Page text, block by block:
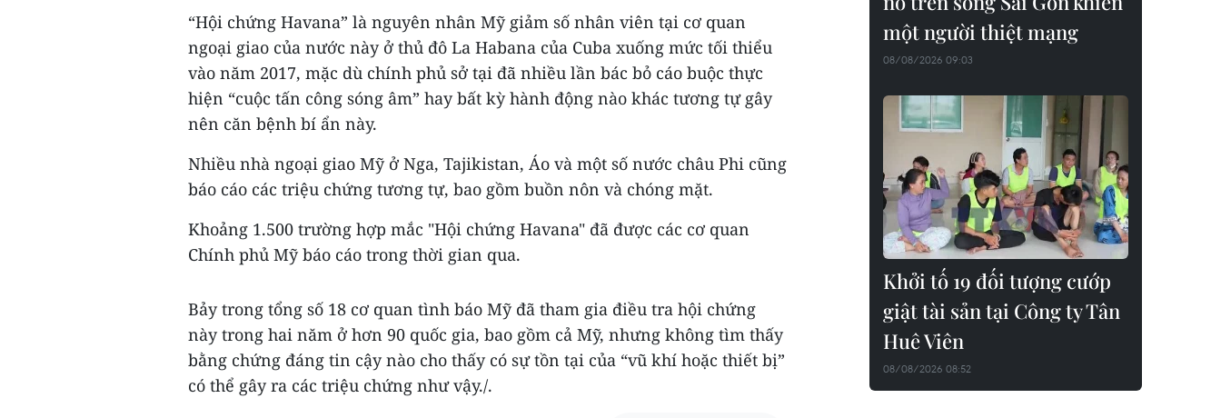
“Hội chứng Havana” là nguyên nhân Mỹ giảm số nhân viên tại cơ quan
ngoại giao của nước này ở thủ đô La Habana của Cuba xuống mức tối thiểu
vào năm 2017, mặc dù chính phủ sở tại đã nhiều lần bác bỏ cáo buộc thực
hiện “cuộc tấn công sóng âm” hay bất kỳ hành động nào khác tương tự gây
nên căn bệnh bí ẩn này.
Nhiều nhà ngoại giao Mỹ ở Nga, Tajikistan, Áo và một số nước châu Phi cũng
báo cáo các triệu chứng tương tự, bao gồm buồn nôn và chóng mặt.
Khoảng 1.500 trường hợp mắc "Hội chứng Havana" đã được các cơ quan
Chính phủ Mỹ báo cáo trong thời gian qua.
Bảy trong tổng số 18 cơ quan tình báo Mỹ đã tham gia điều tra hội chứng
này trong hai năm ở hơn 90 quốc gia, bao gồm cả Mỹ, nhưng không tìm thấy
bằng chứng đáng tin cậy nào cho thấy có sự tồn tại của “vũ khí hoặc thiết bị”
có thể gây ra các triệu chứng như vậy./.
một người thiệt mạng
08/08/2026 09:03
Khởi tố 19 đối tượng cướp
giật tài sản tại Công ty Tân
Huê Viên
08/08/2026 08:52